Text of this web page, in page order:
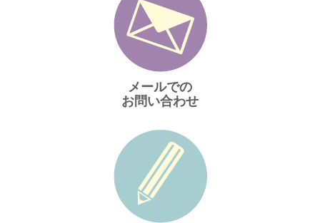
メールでの
お問い合わせ